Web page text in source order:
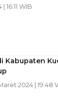
16:11 WIB
2024 | 19:48